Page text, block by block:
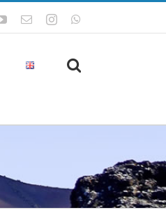
YouTube
CorreoInstagram